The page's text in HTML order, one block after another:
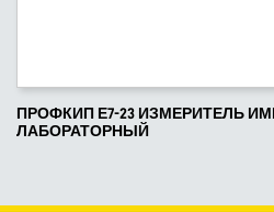
ПРОФКИП Е7-23 ИЗМЕРИТЕЛЬ
ЛАБОРАТОРНЫЙ